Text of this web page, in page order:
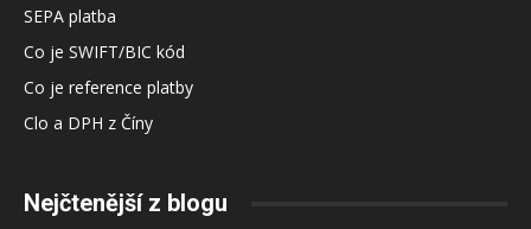
SEPA platba
Co je SWIFT/BIC kód
Co je reference platby
Clo a DPH z Číny
Nejčtenější z blogu